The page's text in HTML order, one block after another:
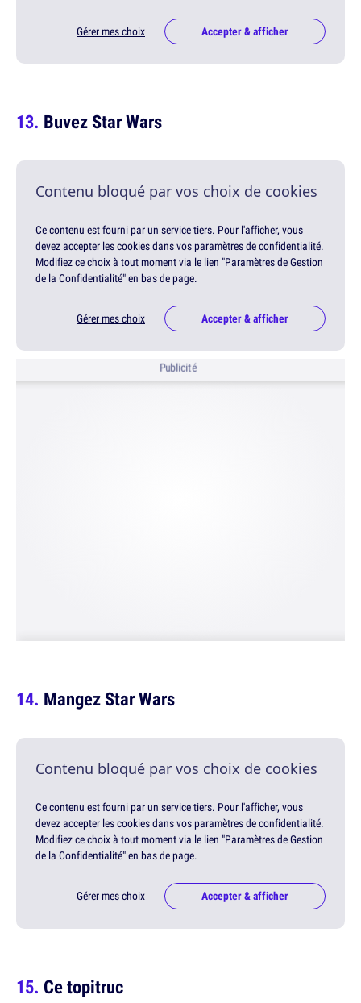
Gérer mes choix Accepter & afficher
Buvez Star Wars
Contenu bloqué par vos choix de cookies
Ce contenu est fourni par un service tiers. Pour l'afficher, vous
devez accepter les cookies dans vos paramètres de confidentialité.
Modifiez ce choix à tout moment via le lien "Paramètres de Gestion
de la Confidentialité" en bas de page.
Gérer mes choix Accepter & afficher
Publicité
Mangez Star Wars
Contenu bloqué par vos choix de cookies
Ce contenu est fourni par un service tiers. Pour l'afficher, vous
devez accepter les cookies dans vos paramètres de confidentialité.
Modifiez ce choix à tout moment via le lien "Paramètres de Gestion
de la Confidentialité" en bas de page.
Gérer mes choix Accepter & afficher
Ce topitruc